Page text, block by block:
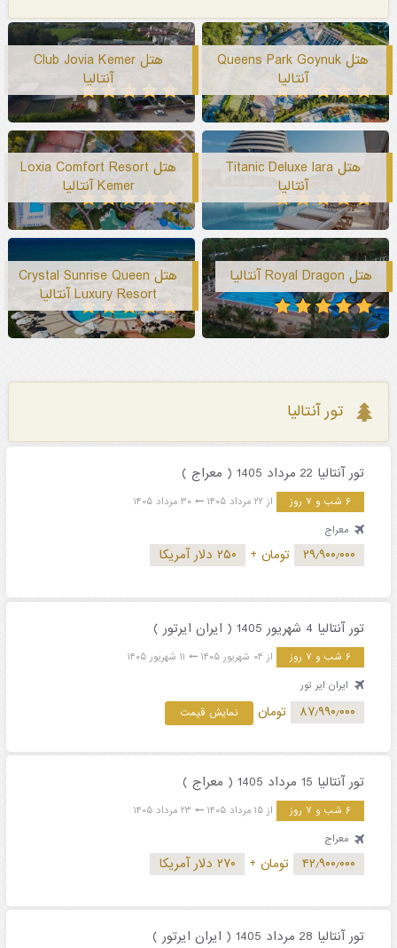
هتل Queens Park Goynuk
آنتالیا
هتل Club Jovia Kemer
آنتالیا
هتل Titanic Deluxe lara
آنتالیا
هتل Loxia Comfort Resort
Kemer آنتالیا
هتل Royal Dragon آنتالیا
هتل Crystal Sunrise Queen
Luxury Resort آنتالیا
تور آنتالیا
تور آنتالیا 22 مرداد 1405 ( معراج )
۶ شب و ۷ روز از ۲۲ مرداد ۱۴۰۵
۳۰ مرداد ۱۴۰۵
معراج
۲۹٫۹۰۰٫۰۰۰ تومان + ۲۵۰ دلار آمریکا
تور آنتالیا 4 شهریور 1405 ( ایران ایرتور )
۶ شب و ۷ روز از ۰۴ شهریور ۱۴۰۵
۱۱ شهریور ۱۴۰۵
ایران ایر تور
۸۷٫۹۹۰٫۰۰۰ تومان نمایش قیمت
تور آنتالیا 15 مرداد 1405 ( معراج )
۶ شب و ۷ روز از ۱۵ مرداد ۱۴۰۵
۲۳ مرداد ۱۴۰۵
معراج
۴۲٫۹۰۰٫۰۰۰ تومان + ۲۷۰ دلار آمریکا
تور آنتالیا 28 مرداد 1405 ( ایران ایرتور )